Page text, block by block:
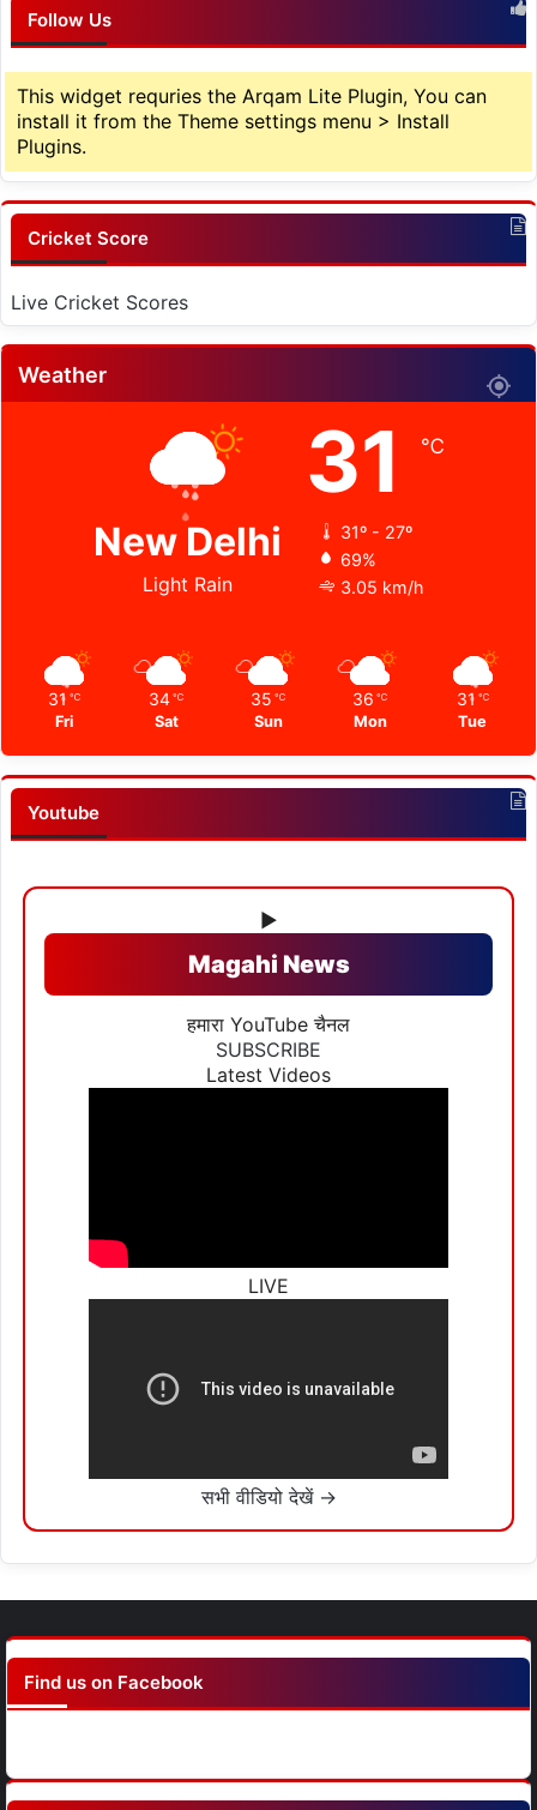
Follow Us
This widget requries the Arqam Lite Plugin, You can
install it from the Theme settings menu > Install
Plugins.
Cricket Score
Live Cricket Scores
Weather
New Delhi
Light Rain
31 ℃
31º - 27º
69%
3.05 km/h
31 ℃
Fri
34 ℃
Sat
35 ℃
Sun
36 ℃
Mon
31 ℃
Tue
Youtube
▶
Magahi News
हमारा YouTube चैनल
SUBSCRIBE
Latest Videos
LIVE
सभी वीडियो देखें →
Find us on Facebook